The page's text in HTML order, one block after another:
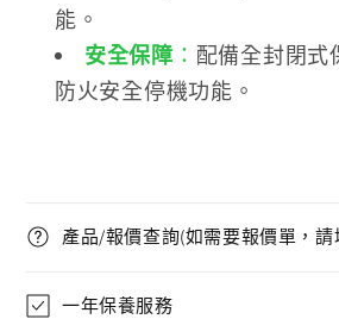
能。
安全保障 ： 配備全封閉式
防火安全停機功能。
產品/報價查詢(如需要報價單，請
一年保養服務